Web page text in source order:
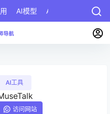
AI模型 AI公司 AI提示词
AI工具
访问网站